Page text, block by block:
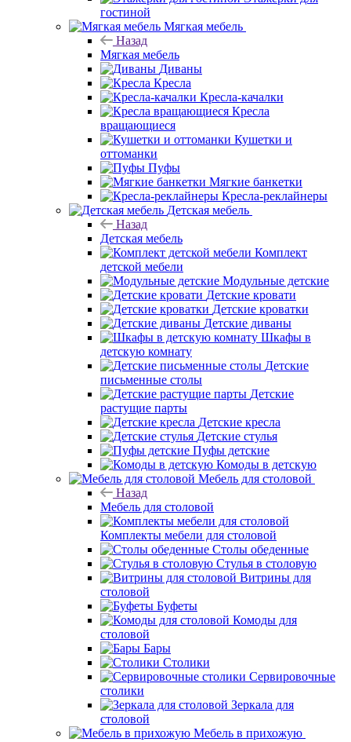
гостиной
Мягкая мебель
Назад
Мягкая мебель
Диваны
Кресла
Кресла-качалки
Кресла
вращающиеся
Кушетки и
оттоманки
Пуфы
Мягкие банкетки
Кресла-реклайнеры
Детская мебель
Назад
Детская мебель
Комплект
детской мебели
Модульные детские
Детские кровати
Детские кроватки
Детские диваны
Шкафы в
детскую комнату
Детские
письменные столы
Детские
растущие парты
Детские кресла
Детские стулья
Пуфы детские
Комоды в детскую
Мебель для столовой
Назад
Мебель для столовой
Комплекты мебели для столовой
Столы обеденные
Стулья в столовую
Витрины для
столовой
Буфеты
Комоды для
столовой
Бары
Столики
Сервировочные
столики
Зеркала для
столовой
Мебель в прихожую